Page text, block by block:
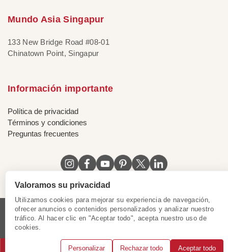
Mundo Asia Singapur
133 New Bridge Road #08-01
Chinatown Point, Singapur
Información importante
Política de privacidad
Términos y condiciones
Preguntas frecuentes
Licencia de Vietnam | Certificado de Singapur
|
Certificado de Hong Kong, China
© 2018 - 2025 Mundo Asia. Reservados todos los derechos.
Valoramos su privacidad
Utilizamos cookies para mejorar su experiencia de navegación,
ofrecer anuncios o contenidos personalizados y analizar nuestro
tráfico. Al hacer clic en "Aceptar todo", acepta nuestro uso de
cookies.
Personalizar Rechazar todo Aceptar todo